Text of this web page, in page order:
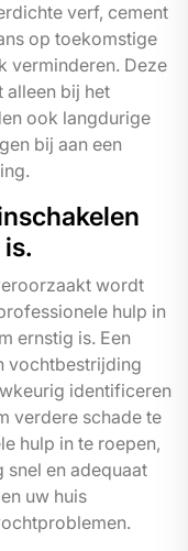
verf, cement
op toekomstige
verminderen. Deze
alleen bij het
ook langdurige
bij aan een
wordt
hulp in
ernstig is. Een
vochtbestrijding
identificeren
verdere schade te
hulp in te roepen,
en adequaat
uw huis